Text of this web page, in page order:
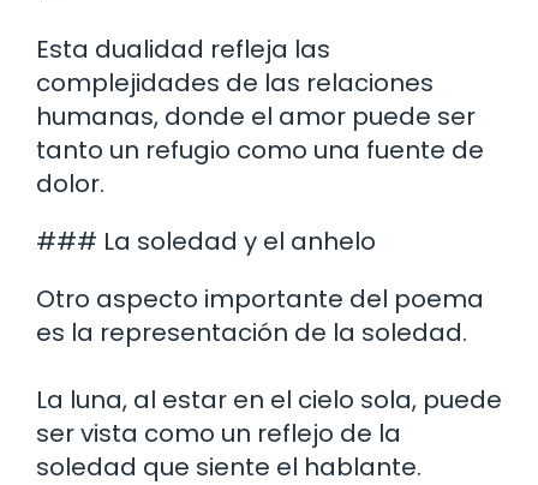
Esta dualidad refleja las
complejidades de las relaciones
humanas, donde el amor puede ser
tanto un refugio como una fuente de
dolor.
### La soledad y el anhelo
Otro aspecto importante del poema
es la representación de la soledad.
La luna, al estar en el cielo sola, puede
ser vista como un reflejo de la
soledad que siente el hablante.